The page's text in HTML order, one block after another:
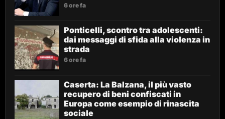
6 ore fa
Ponticelli, scontro tra adolescenti:
dai messaggi di sfida alla violenza in
strada
6 ore fa
Caserta: La Balzana, il più vasto
recupero di beni confiscati in
Europa come esempio di rinascita
sociale